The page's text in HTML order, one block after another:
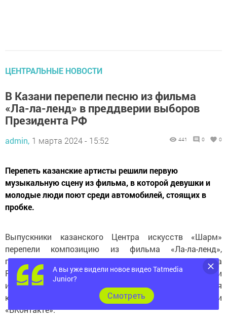
ЦЕНТРАЛЬНЫЕ НОВОСТИ
В Казани перепели песню из фильма
«Ла-ла-ленд» в преддверии выборов
Президента РФ
admin, 1 марта 2024 - 15:52 441 0 0
Перепеть казанские артисты решили первую
музыкальную сцену из фильма, в которой девушки и
молодые люди поют среди автомобилей, стоящих в
пробке.
Выпускники казанского Центра искусств «Шарм»
перепели композицию из фильма «Ла-ла-ленд»,
посвятив кавер предстоящим выборам Президента
России. Совместив получившуюся песню с кадрами
из музыкального фильма, они выложили получившийся
клип на своей странице в социальной сети
«ВКонтакте».
А вы уже видели новое видео Tatmedia
Junior?
Cмотреть